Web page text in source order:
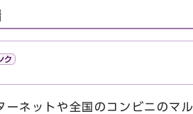
ーネットや全国のコンビニのマ